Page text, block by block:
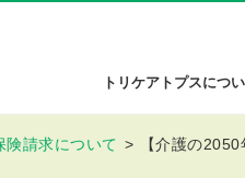
トリケアトプスにつ
険請求について 【介護の